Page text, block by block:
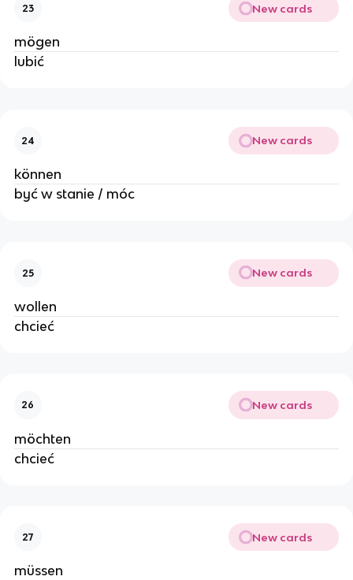
23 New cards
mögen
lubić
24 New cards
können
być w stanie / móc
25 New cards
wollen
chcieć
26 New cards
möchten
chcieć
27 New cards
müssen